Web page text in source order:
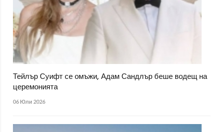
Тейлър Суифт се омъжи, Адам Сандлър беше водещ на
церемонията
06 Юли 2026